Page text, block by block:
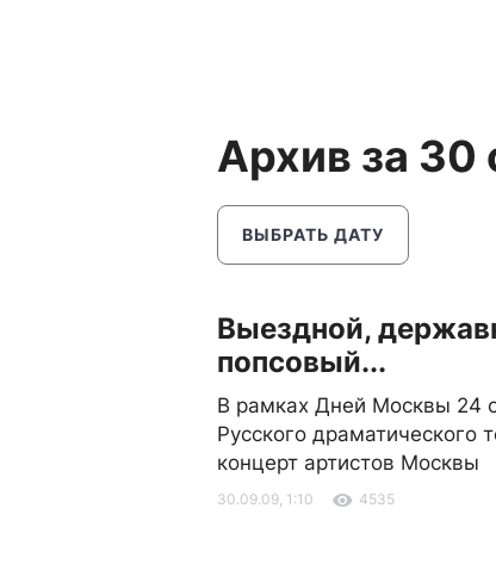
Архив за 30
ВЫБРАТЬ ДАТУ
Выездной,
попсовый...
В рамках Дней Москвы 24
Русского драматического
концерт артистов Москвы
30.09.09, 1:10 4535